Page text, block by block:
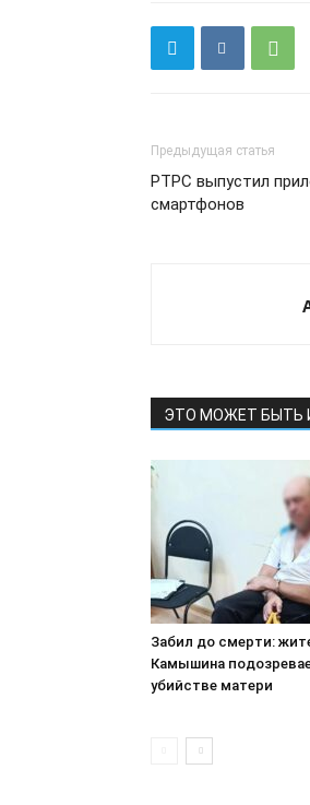
Предыдущая статья
РТРС выпустил
смартфонов
ЭТО МОЖЕТ БЫТЬ
Забил до смерти:
Камышина
убийстве матери